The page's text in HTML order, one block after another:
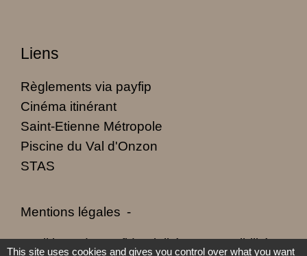
Liens
Règlements via payfip
Cinéma itinérant
Saint-Etienne Métropole
Piscine du Val d'Onzon
STAS
Mentions légales -
Politique de confidentialité - Accessibilité -
This site uses cookies and gives you control over what you want